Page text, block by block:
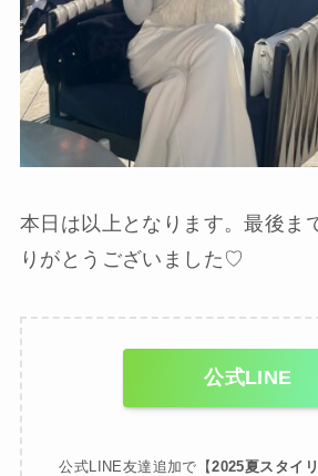
本日は以上となります。最後ま
りがとうございました♡
公式LINE
公式LINE友達追加で【2025夏スタイ